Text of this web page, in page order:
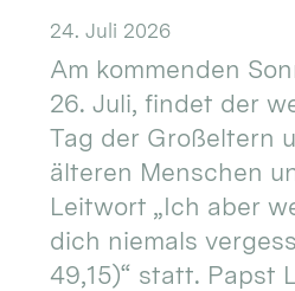
24. Juli 2026
Am kommenden
26. Juli, findet der
Tag der Großeltern
älteren Menschen
Leitwort „Ich aber
dich niemals
49,15)“ statt. Papst